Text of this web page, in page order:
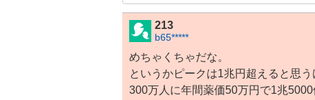
213
b65*****
めちゃくちゃだな。
というかピークは1兆円超えると思う
300万人に年間薬価50万円で1兆5000